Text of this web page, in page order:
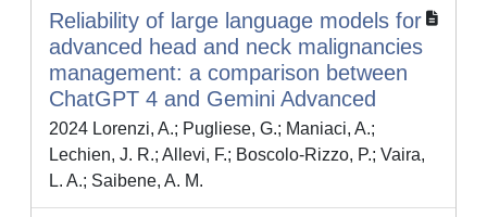
Reliability of large language models for
advanced head and neck malignancies
management: a comparison between
ChatGPT 4 and Gemini Advanced
2024 Lorenzi, A.; Pugliese, G.; Maniaci, A.;
Lechien, J. R.; Allevi, F.; Boscolo-Rizzo, P.; Vaira,
L. A.; Saibene, A. M.